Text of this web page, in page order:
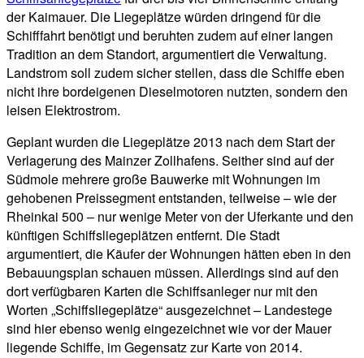
der Kaimauer. Die Liegeplätze würden dringend für die
Schifffahrt benötigt und beruhten zudem auf einer langen
Tradition an dem Standort, argumentiert die Verwaltung.
Landstrom soll zudem sicher stellen, dass die Schiffe eben
nicht ihre bordeigenen Dieselmotoren nutzten, sondern den
leisen Elektrostrom.
Geplant wurden die Liegeplätze 2013 nach dem Start der
Verlagerung des Mainzer Zollhafens. Seither sind auf der
Südmole mehrere große Bauwerke mit Wohnungen im
gehobenen Preissegment entstanden, teilweise – wie der
Rheinkai 500 – nur wenige Meter von der Uferkante und den
künftigen Schiffsliegeplätzen entfernt. Die Stadt
argumentiert, die Käufer der Wohnungen hätten eben in den
Bebauungsplan schauen müssen. Allerdings sind auf den
dort verfügbaren Karten die Schiffsanleger nur mit den
Worten „Schiffsliegeplätze“ ausgezeichnet – Landestege
sind hier ebenso wenig eingezeichnet wie vor der Mauer
liegende Schiffe, im Gegensatz zur Karte von 2014.